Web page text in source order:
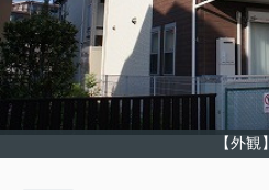
【外観】